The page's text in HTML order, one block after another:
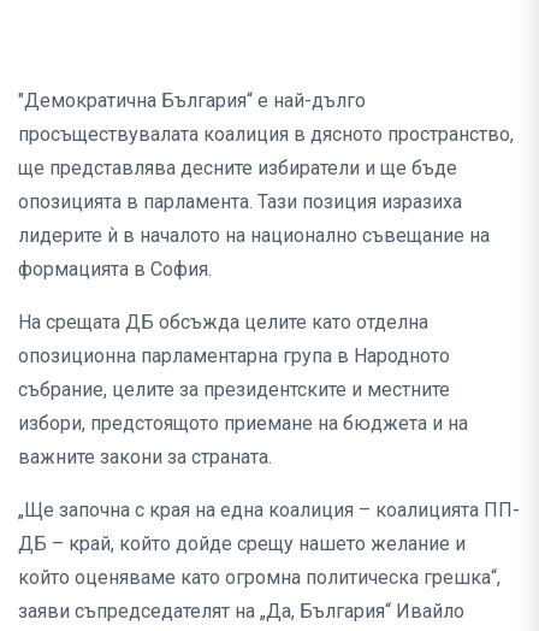
"Демократична България“ е най-дълго
просъществувалата коалиция в дясното пространство,
ще представлява десните избиратели и ще бъде
опозицията в парламента. Тази позиция изразиха
лидерите ѝ в началото на национално съвещание на
формацията в София.
На срещата ДБ обсъжда целите като отделна
опозиционна парламентарна група в Народното
събрание, целите за президентските и местните
избори, предстоящото приемане на бюджета и на
важните закони за страната.
„Ще започна с края на една коалиция – коалицията ПП-
ДБ – край, който дойде срещу нашето желание и
който оценяваме като огромна политическа грешка“,
заяви съпредседателят на „Да, България“ Ивайло